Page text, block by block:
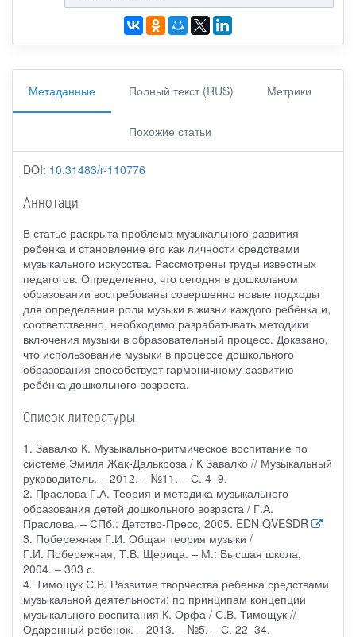
Метаданные Полный текст (RUS) Метрики
Похожие статьи
DOI: 10.31483/r-110776
Аннотаци
В статье раскрыта проблема музыкального развития
ребенка и становление его как личности средствами
музыкального искусства. Рассмотрены труды известных
педагогов. Определенно, что сегодня в дошкольном
образовании востребованы совершенно новые подходы
для определения роли музыки в жизни каждого ребёнка и,
соответственно, необходимо разрабатывать методики
включения музыки в образовательный процесс. Доказано,
что использование музыки в процессе дошкольного
образования способствует гармоничному развитию
ребёнка дошкольного возраста.
Список литературы
1. Завалко К. Музыкально-ритмическое воспитание по
системе Эмиля Жак-Далькроза / К Завалко // Музыкальный
руководитель. – 2012. – №11. – С. 4–9.
2. Праслова Г.А. Теория и методика музыкального
образования детей дошкольного возраста / Г.А.
Праслова. – СПб.: Детство-Пресс, 2005. EDN QVESDR
3. Побережная Г.И. Общая теория музыки /
Г.И. Побережная, Т.В. Щерица. – М.: Высшая школа,
2004. – 303 с.
4. Тимощук С.В. Развитие творчества ребенка средствами
музыкальной деятельности: по принципам концепции
музыкального воспитания К. Орфа / С.В. Тимощук //
Одаренный ребенок. – 2013. – №5. – С. 22–34.